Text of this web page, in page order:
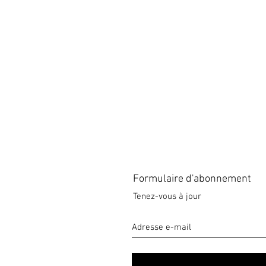
Formulaire d'abonnement
Tenez-vous à jour